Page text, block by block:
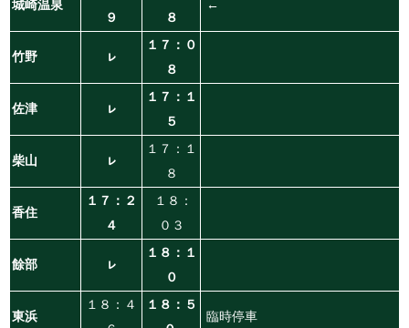
城崎温泉
９
８
←
竹野 ㇾ
１７：０
８
佐津 ㇾ
１７：１
５
柴山 ㇾ
１７：１
８
香住
１７：２
４
１８：
０３
餘部 ㇾ
１８：１
０
東浜
１８：４
１８：５
臨時停車